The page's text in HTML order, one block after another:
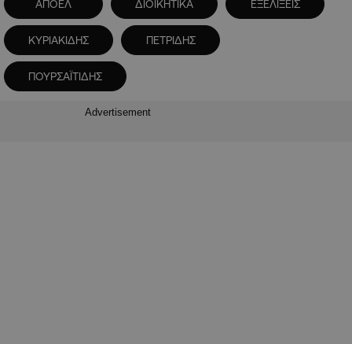
ΑΠΟΕΛ ΔΙΟΙΚΗΤΙΚΑ ΕΞΕΛΙΞΕΙΣ
ΚΥΡΙΑΚΙΔΗΣ ΠΕΤΡΙΔΗΣ
ΠΟΥΡΣΑΪΤΙΔΗΣ
Advertisement